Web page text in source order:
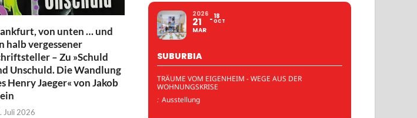
von unten … und
halb vergessener
– Zu »Schuld
Unschuld. Die Wandlung
Henry Jaeger« von Jakob
Juli 2026
2026
21
MAR
18
OCT
SUBURBIA
TRÄUME VOM EIGENHEIM - WEGE AUS DER
WOHNUNGSKRISE
: Ausstellung